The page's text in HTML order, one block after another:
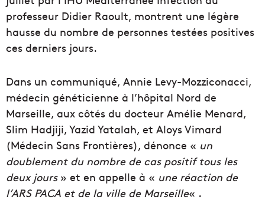
professeur Didier Raoult, montrent une légère
hausse du nombre de personnes testées positives
ces derniers jours.
Dans un communiqué, Annie Levy-Mozziconacci,
médecin généticienne à l’hôpital Nord de
Marseille, aux côtés du docteur Amélie Menard,
Slim Hadjiji, Yazid Yatalah, et Aloys Vimard
(Médecin Sans Frontières), dénonce « un
doublement du nombre de cas positif tous les
deux jours» et en appelle à « une réaction de
l’ARS PACA et de la ville de Marseille« .